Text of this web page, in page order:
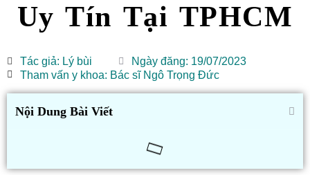
Uy Tín Tại TPHCM
Tác giả: Lý bùi Ngày đăng: 19/07/2023
Tham vấn y khoa: Bác sĩ Ngô Trọng Đức
Nội Dung Bài Viết